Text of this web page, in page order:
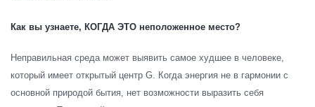
Как вы узнаете, КОГДА ЭТО неположенное место?
Неправильная среда может выявить самое худшее в человеке,
который имеет открытый центр G. Когда энергия не в гармонии с
основной природой бытия, нет возможности выразить себя